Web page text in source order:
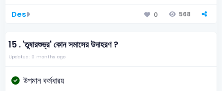
Des 0 568
15 .'তুষারশুভ্র' কোন সমাসের উদাহরণ ?
Updated: 9 months ago
উপমান কর্মধারয়